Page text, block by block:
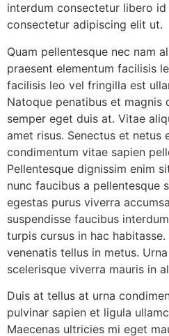
interdum consectetur libero
consectetur adipiscing elit ut.
Quam pellentesque nec nam
praesent elementum facilisis
facilisis leo vel fringilla est
Natoque penatibus et magnis
semper eget duis at. Vitae
amet risus. Senectus et netus
condimentum vitae sapien
Pellentesque dignissim enim
nunc faucibus a pellentesque
egestas purus viverra
suspendisse faucibus
turpis cursus in hac
venenatis tellus in metus.
scelerisque viverra mauris in
Duis at tellus at urna
pulvinar sapien et ligula
Maecenas ultricies mi eget